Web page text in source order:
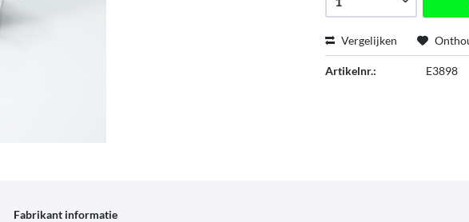
Vergelijken
Artikelnr.: E3898
Fabrikant informatie